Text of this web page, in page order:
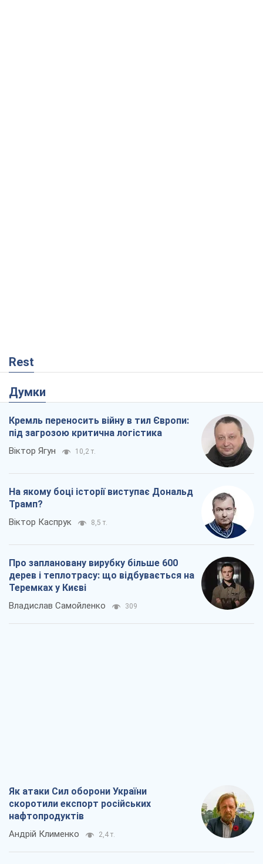
Rest
Думки
Кремль переносить війну в тил Європи:
під загрозою критична логістика
Віктор Ягун 10,2 т.
На якому боці історії виступає Дональд
Трамп?
Віктор Каспрук 8,5 т.
Про заплановану вирубку більше 600
дерев і теплотрасу: що відбувається на
Теремках у Києві
Владислав Самойленко 309
Як атаки Сил оборони України
скоротили експорт російських
нафтопродуктів
Андрій Клименко 2,4 т.